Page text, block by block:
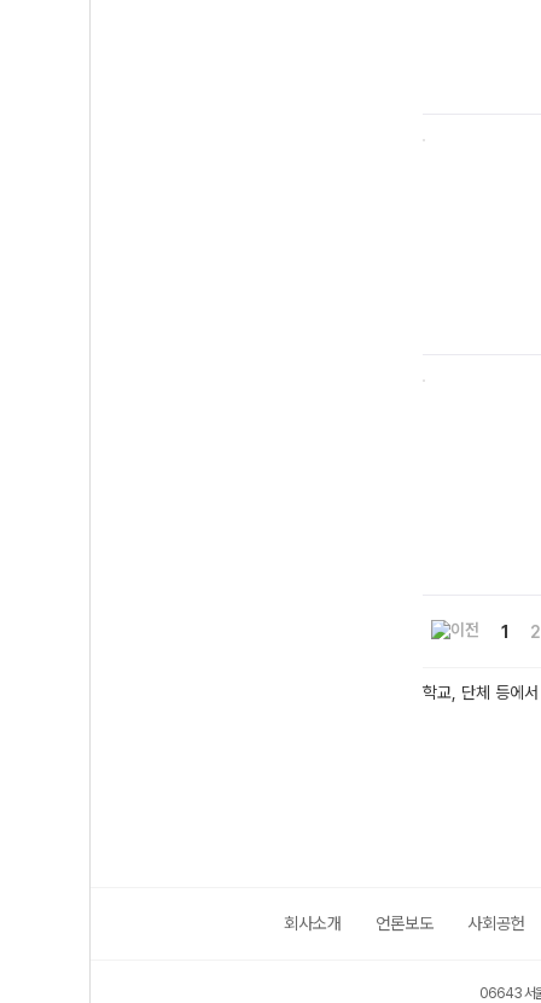
1 2
학교, 단체 등에
회사소개 언론보도 사회공헌
06643 서